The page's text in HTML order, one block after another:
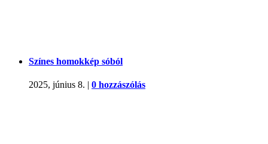
Színes homokkép sóból
2025, június 8. | 0 hozzászólás